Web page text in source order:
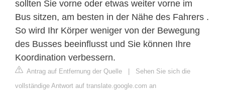
sollten Sie vorne oder etwas weiter vorne im
Bus sitzen, am besten in der Nähe des Fahrers .
So wird Ihr Körper weniger von der Bewegung
des Busses beeinflusst und Sie können Ihre
Koordination verbessern.
Antrag auf Entfernung der Quelle | Sehen Sie sich die
vollständige Antwort auf translate.google.com an